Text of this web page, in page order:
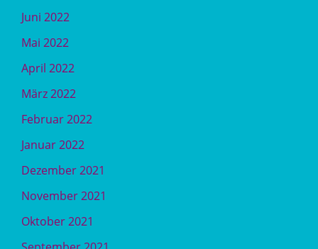
Juni 2022
Mai 2022
April 2022
März 2022
Februar 2022
Januar 2022
Dezember 2021
November 2021
Oktober 2021